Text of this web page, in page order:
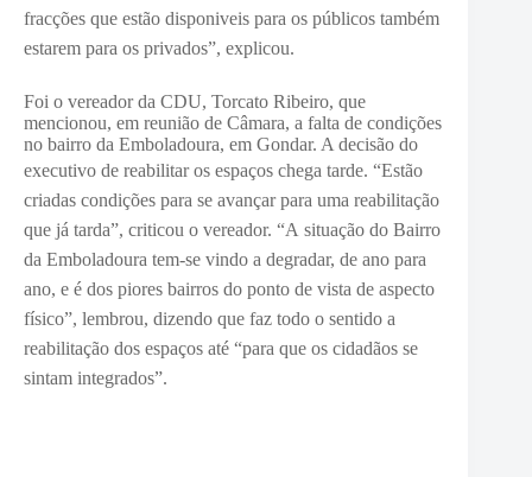
fracções que estão disponiveis para os públicos também
estarem para os privados”, explicou.
Foi o vereador da CDU, Torcato Ribeiro, que
mencionou, em reunião de Câmara, a falta de condições
no bairro da Emboladoura, em Gondar. A decisão do
executivo de reabilitar os espaços chega tarde. “Estão
criadas condições para se avançar para uma reabilitação
que já tarda”, criticou o vereador. “A situação do Bairro
da Emboladoura tem-se vindo a degradar, de ano para
ano, e é dos piores bairros do ponto de vista de aspecto
físico”, lembrou, dizendo que faz todo o sentido a
reabilitação dos espaços até “para que os cidadãos se
sintam integrados”.